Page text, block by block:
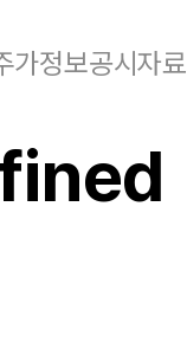
가정보공시자료